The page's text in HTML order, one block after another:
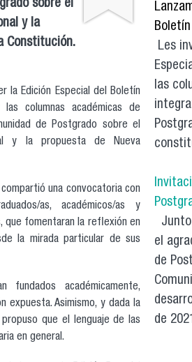
sobre el
y la
Constitución.
la Edición Especial del Boletín
columnas académicas de
de Postgrado sobre el
y la propuesta de Nueva
una convocatoria con
as, académicos/as y
que fomentaran la reflexión en
la mirada particular de sus
académicamente,
expuesta. Asimismo, y dada la
que el lenguaje de las
en general.
Les
las
el
de
de